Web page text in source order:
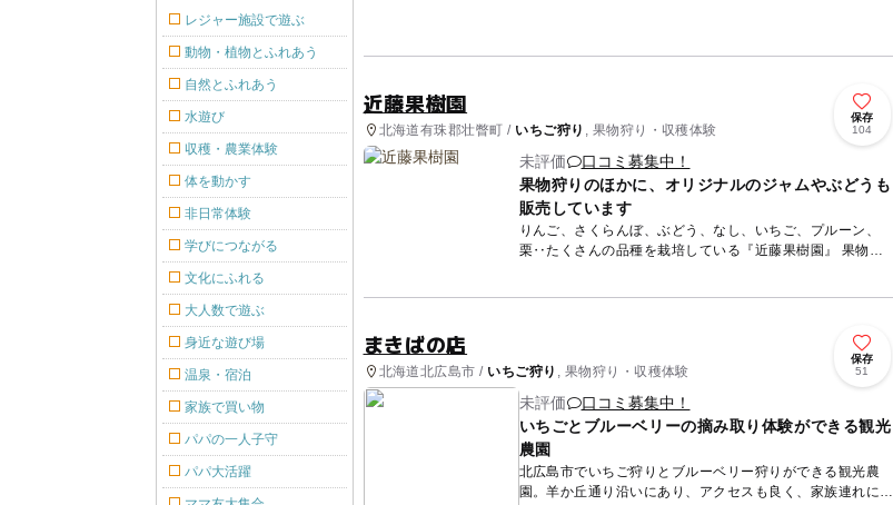
近藤果樹園
北海道有珠郡壮瞥町 / いちご狩り , 果物狩り・収穫体験
保存
104
未評価
口コミ募集中！
果物狩りのほかに、オリジナルのジャムやぶどうも
販売しています
りんご、さくらんぼ、ぶどう、なし、いちご、プルーン、
栗‥たくさんの品種を栽培している『近藤果樹園』 果物狩
まきばの店
北海道北広島市 / いちご狩り , 果物狩り・収穫体験
保存
51
未評価
口コミ募集中！
いちごとブルーベリーの摘み取り体験ができる観光
農園
北広島市でいちご狩りとブルーベリー狩りができる観光農
園。羊か丘通り沿いにあり、アクセスも良く、家族連れに大
レジャー施設で遊ぶ
動物・植物とふれあう
自然とふれあう
水遊び
収穫・農業体験
体を動かす
非日常体験
学びにつながる
文化にふれる
大人数で遊ぶ
身近な遊び場
温泉・宿泊
家族で買い物
パパの一人子守
パパ大活躍